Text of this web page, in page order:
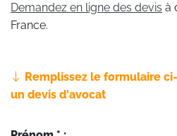
Demandez en ligne des devis à
France.
Remplissez le formulaire
un devis d'avocat